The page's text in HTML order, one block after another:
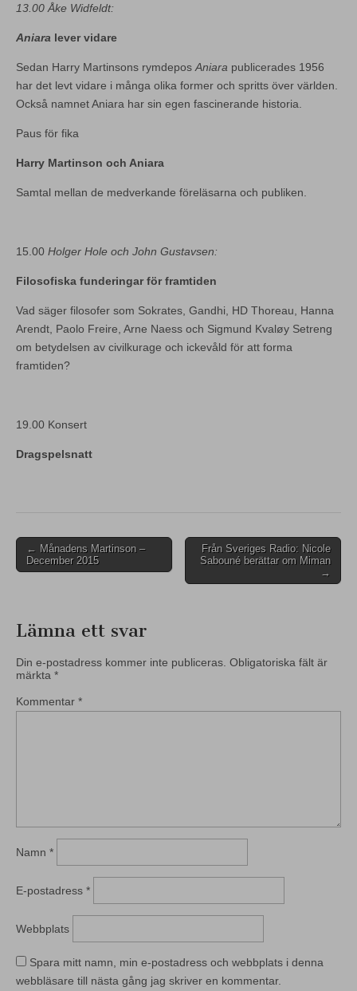
13.00 Åke Widfeldt:
Aniara lever vidare
Sedan Harry Martinsons rymdepos Aniara publicerades 1956
har det levt vidare i många olika former och spritts över världen.
Också namnet Aniara har sin egen fascinerande historia.
Paus för fika
Harry Martinson och Aniara
Samtal mellan de medverkande föreläsarna och publiken.
15.00 Holger Hole och John Gustavsen:
Filosofiska funderingar för framtiden
Vad säger filosofer som Sokrates, Gandhi, HD Thoreau, Hanna
Arendt, Paolo Freire, Arne Naess och Sigmund Kvaløy Setreng
om betydelsen av civilkurage och ickevåld för att forma
framtiden?
19.00 Konsert
Dragspelsnatt
Post
navigation
← Månadens Martinson –
December 2015
Från Sveriges Radio: Nicole
Sabouné berättar om Miman
→
Lämna ett svar
Din e-postadress kommer inte publiceras. Obligatoriska fält är
märkta *
Kommentar *
Namn *
E-postadress *
Webbplats
Spara mitt namn, min e-postadress och webbplats i denna
webbläsare till nästa gång jag skriver en kommentar.